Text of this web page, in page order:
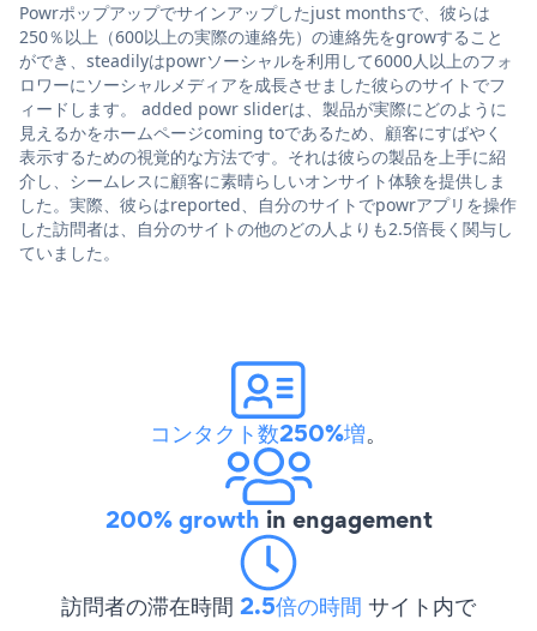
Powrポップアップでサインアップしたjust monthsで、彼らは
250％以上（600以上の実際の連絡先）の連絡先をgrowすること
ができ、steadilyはpowrソーシャルを利用して6000人以上のフォ
ロワーにソーシャルメディアを成長させました彼らのサイトでフ
ィードします。 added powr sliderは、製品が実際にどのように
見えるかをホームページcoming toであるため、顧客にすばやく
表示するための視覚的な方法です。それは彼らの製品を上手に紹
介し、シームレスに顧客に素晴らしいオンサイト体験を提供しま
した。実際、彼らはreported、自分のサイトでpowrアプリを操作
した訪問者は、自分のサイトの他のどの人よりも2.5倍長く関与し
ていました。
コンタクト数250%増。
200% growth in engagement
訪問者の滞在時間 2.5倍の時間 サイト内で